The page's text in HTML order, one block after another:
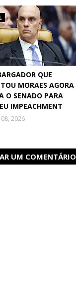
QUE
MORAES AGORA
O SENADO PARA
IMPEACHMENT
2026
UM COMENTÁRIO